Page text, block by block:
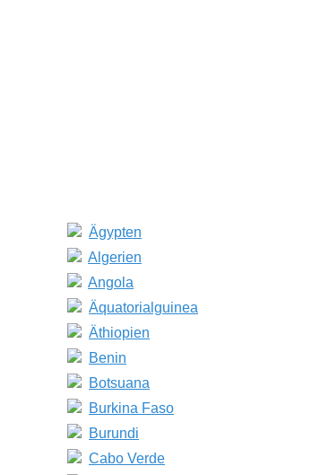
Ägypten
Algerien
Angola
Äquatorialguinea
Äthiopien
Benin
Botsuana
Burkina Faso
Burundi
Cabo Verde